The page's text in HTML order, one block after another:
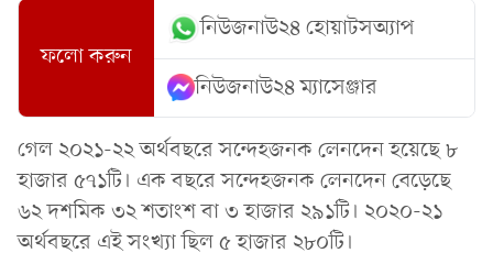
ফলো করুন
নিউজনাউ২৪ হোয়াটসঅ্যাপ
নিউজনাউ২৪ ম্যাসেঞ্জার
গেল ২০২১-২২ অর্থবছ‌রে সন্দেহজনক লেনদেন হয়েছে ৮
হাজার ৫৭১টি। এক বছরে সন্দেহজনক লেনদেন বেড়েছে
৬২ দশ‌মিক ৩২ শতাংশ বা ৩ হাজার ২৯১টি। ২০২০-২১
অর্থবছরে এই সংখ্যা ছিল ৫ হাজার ২৮০টি।